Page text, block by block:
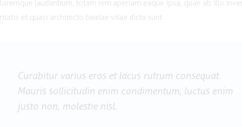
laudantium, totam rem aperiam eaque ipsa, quae ab illo
et quasi architecto beatae vitae dicta sunt.
Curabitur varius eros et lacus rutrum consequat.
Mauris sollicitudin enim condimentum, luctus enim
justo non, molestie nisl.